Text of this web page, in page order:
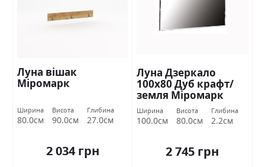
Луна вішак
Міромарк
Ширина
80.0см
Висота
90.0см
Глибина
27.0см
2 034 грн
Луна Дзеркало
100х80 Дуб крафт/
земля Міромарк
Ширина
100.0см
Висота
80.0см
Глибина
2.2см
2 745 грн